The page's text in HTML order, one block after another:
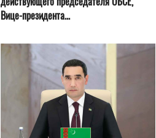
Вице-президента...